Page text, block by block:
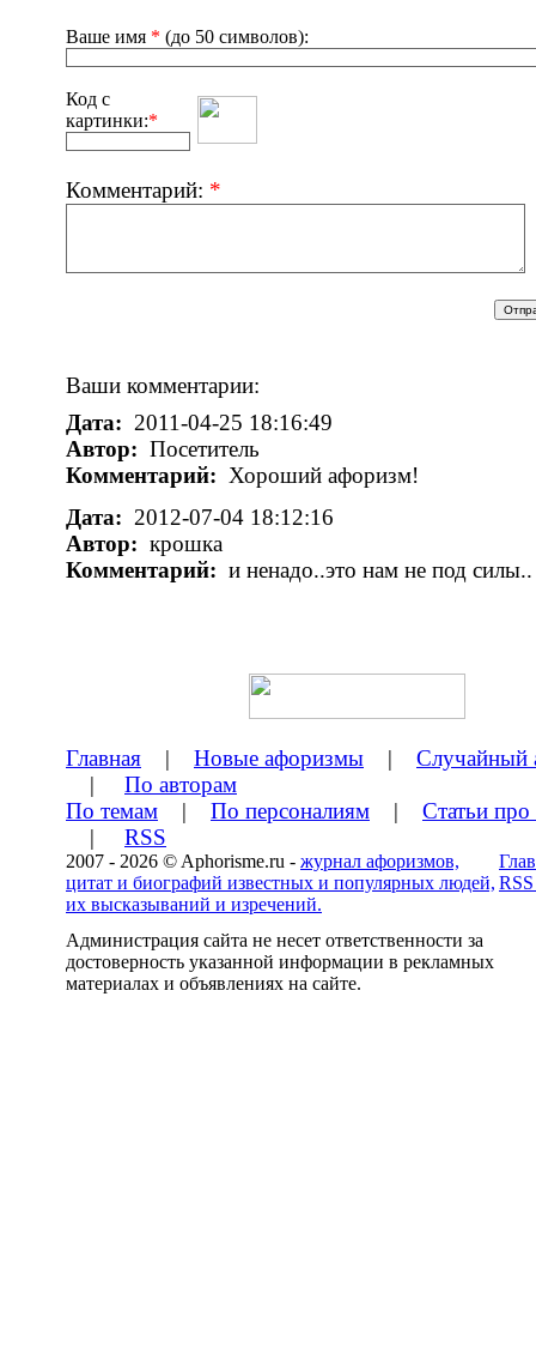
Ваше имя * (до 50 символов):
Код с
картинки:*
Комментарий: *
Ваши комментарии:
Дата: 2011-04-25 18:16:49
Автор: Посетитель
Комментарий: Хороший афоризм!
Дата: 2012-07-04 18:12:16
Автор: крошка
Комментарий: и ненадо..это нам не под силы..
Главная | Новые афоризмы | Случайный
| По авторам
По темам | По персоналиям | Статьи
| RSS
2007 - 2026 © Aphorisme.ru - журнал афоризмов,
цитат и биографий известных и популярных людей,
их высказываний и изречений.
Администрация сайта не несет ответственности за
достоверность указанной информации в рекламных
материалах и объявлениях на сайте.